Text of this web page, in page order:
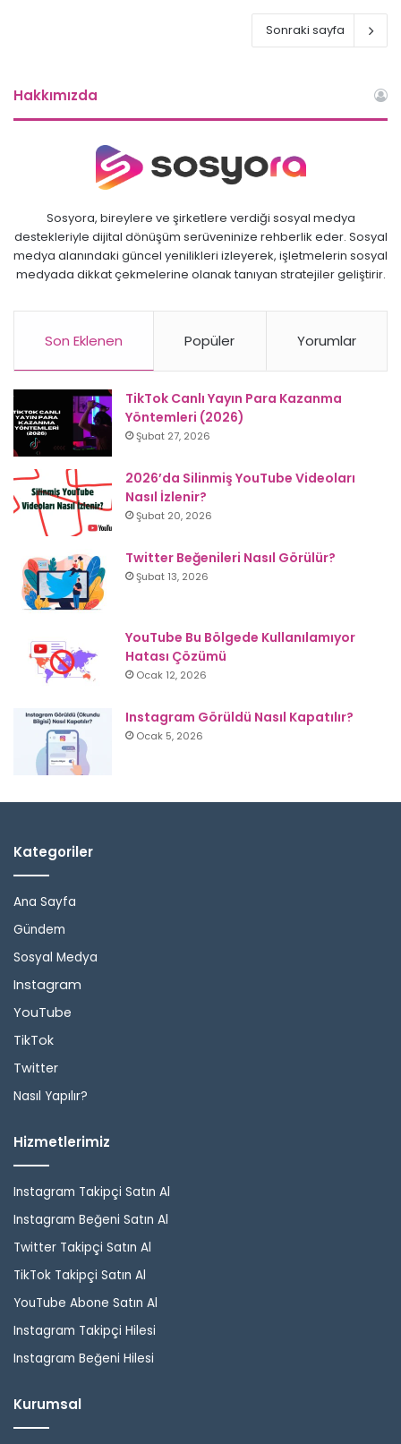
Sonraki sayfa
Hakkımızda
Sosyora, bireylere ve şirketlere verdiği sosyal medya
destekleriyle dijital dönüşüm serüveninize rehberlik eder. Sosyal
medya alanındaki güncel yenilikleri izleyerek, işletmelerin sosyal
medyada dikkat çekmelerine olanak tanıyan stratejiler geliştirir.
Son Eklenen Popüler Yorumlar
TikTok Canlı Yayın Para Kazanma
Yöntemleri (2026)
Şubat 27, 2026
2026’da Silinmiş YouTube Videoları
Nasıl İzlenir?
Şubat 20, 2026
Twitter Beğenileri Nasıl Görülür?
Şubat 13, 2026
YouTube Bu Bölgede Kullanılamıyor
Hatası Çözümü
Ocak 12, 2026
Instagram Görüldü Nasıl Kapatılır?
Ocak 5, 2026
Kategoriler
Ana Sayfa
Gündem
Sosyal Medya
Instagram
YouTube
TikTok
Twitter
Nasıl Yapılır?
Hizmetlerimiz
Instagram Takipçi Satın Al
Instagram Beğeni Satın Al
Twitter Takipçi Satın Al
TikTok Takipçi Satın Al
YouTube Abone Satın Al
Instagram Takipçi Hilesi
Instagram Beğeni Hilesi
Kurumsal